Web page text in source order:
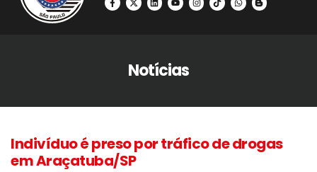
Notícias
Indivíduo é preso por tráfico de drogas
em Araçatuba/SP